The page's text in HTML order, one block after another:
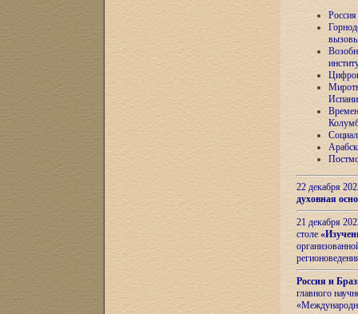
22 декабря
духовная
21 декабря
столе
Россия и
главного